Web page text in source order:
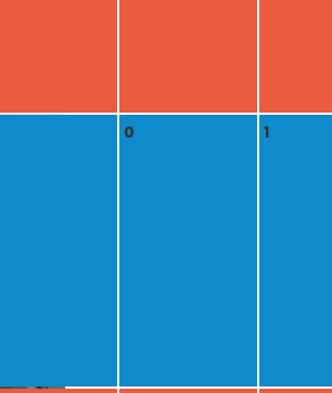
0 1